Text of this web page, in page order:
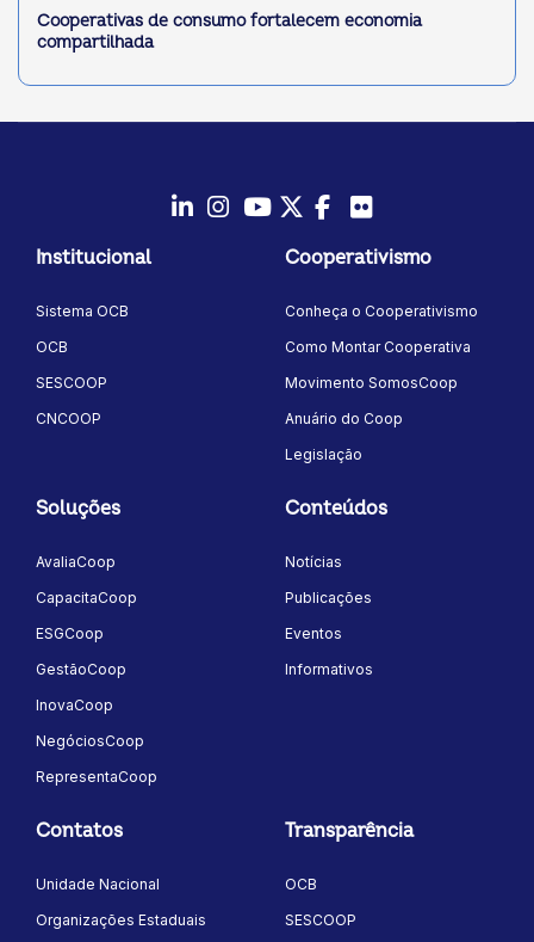
Cooperativas de consumo fortalecem economia
compartilhada
Instagram
YoutubeTwitter/X
Facebook
Institucional
Sistema OCB
OCB
SESCOOP
CNCOOP
Cooperativismo
Conheça o Cooperativismo
Como Montar Cooperativa
Movimento SomosCoop
Anuário do Coop
Legislação
Soluções
AvaliaCoop
CapacitaCoop
ESGCoop
GestãoCoop
InovaCoop
NegóciosCoop
RepresentaCoop
Conteúdos
Notícias
Publicações
Eventos
Informativos
Contatos
Unidade Nacional
Organizações Estaduais
Transparência
OCB
SESCOOP